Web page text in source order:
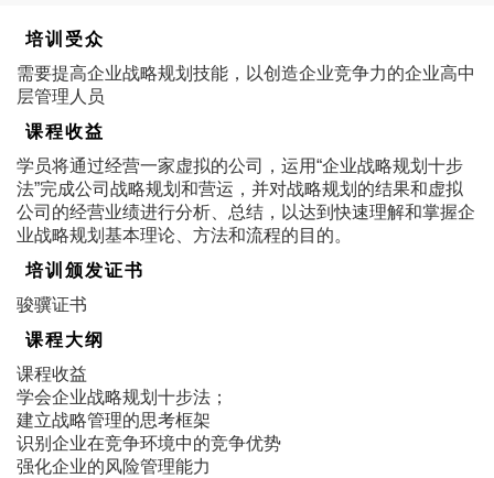
培训受众
需要提高企业战略规划技能，以创造企业竞争力的企业高中
层管理人员
课程收益
学员将通过经营一家虚拟的公司，运用“企业战略规划十步
法”完成公司战略规划和营运，并对战略规划的结果和虚拟
公司的经营业绩进行分析、总结，以达到快速理解和掌握企
业战略规划基本理论、方法和流程的目的。
培训颁发证书
骏骥证书
课程大纲
课程收益
学会企业战略规划十步法；
建立战略管理的思考框架
识别企业在竞争环境中的竞争优势
强化企业的风险管理能力